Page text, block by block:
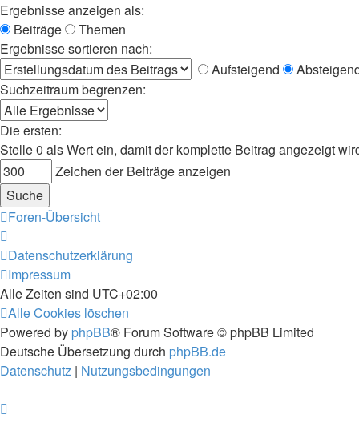
Ergebnisse anzeigen als:
Beiträge
Themen
Ergebnisse sortieren nach:
Aufsteigend
Suchzeitraum begrenzen:
Die ersten:
Stelle 0 als Wert ein, damit der komplette Beitrag angezeigt
Zeichen der Beiträge anzeigen
Foren-Übersicht
Datenschutzerklärung
Impressum
Alle Zeiten sind UTC+02:00
Alle Cookies löschen
Powered by phpBB® Forum Software © phpBB Limited
Deutsche Übersetzung durch phpBB.de
Datenschutz | Nutzungsbedingungen